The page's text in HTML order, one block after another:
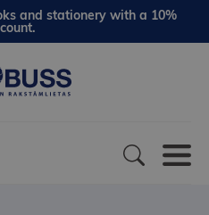
and stationery with a 10%